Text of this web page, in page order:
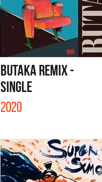
BUTAKA REMIX -
SINGLE
2020